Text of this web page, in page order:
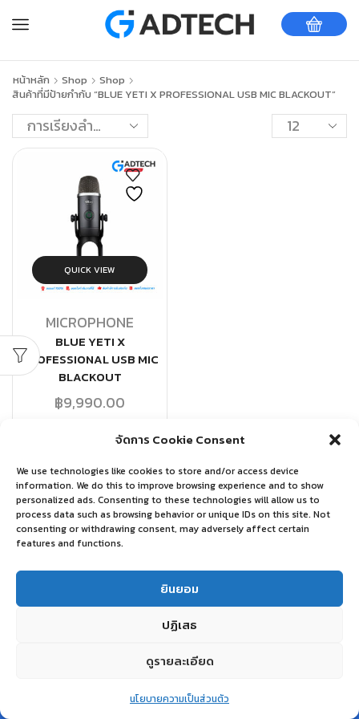
จัดการ Cookie Consent
We use technologies like cookies to store and/or access device
information. We do this to improve browsing experience and to show
personalized ads. Consenting to these technologies will allow us to
process data such as browsing behavior or unique IDs on this site. Not
consenting or withdrawing consent, may adversely affect certain
features and functions.
ยินยอม
ปฏิเสธ
ดูรายละเอียด
นโยบายความเป็นส่วนตัว
หน้าหลัก Shop
Shop
สินค้าที่มีป้ายกำกับ “BLUE YETI X PROFESSIONAL USB MIC BLACKOUT”
QUICK VIEW
MICROPHONE
BLUE YETI X
PROFESSIONAL USB MIC
BLACKOUT
฿9,990.00
หยิบใส่ตะกร้า
Wishlist